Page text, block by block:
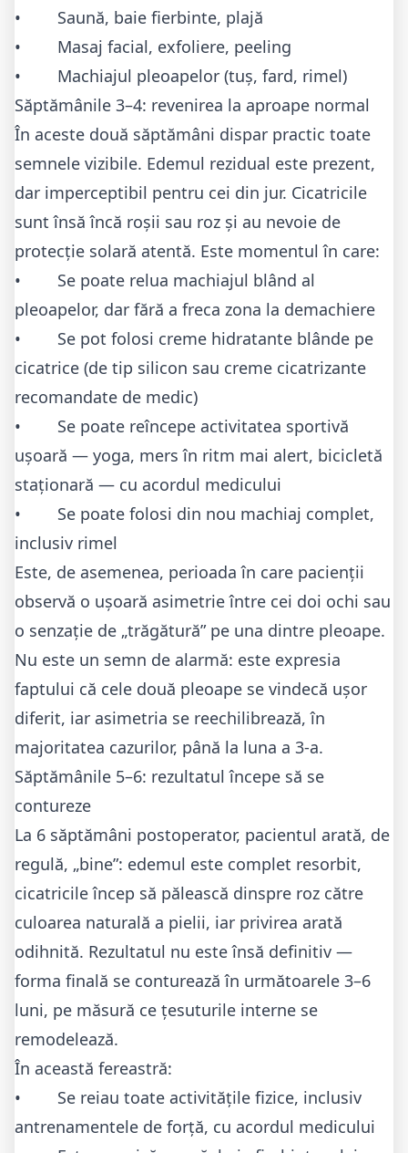
• Saună, baie fierbinte, plajă
• Masaj facial, exfoliere, peeling
• Machiajul pleoapelor (tuș, fard, rimel)
Săptămânile 3–4: revenirea la aproape normal
În aceste două săptămâni dispar practic toate
semnele vizibile. Edemul rezidual este prezent,
dar imperceptibil pentru cei din jur. Cicatricile
sunt însă încă roșii sau roz și au nevoie de
protecție solară atentă. Este momentul în care:
• Se poate relua machiajul blând al
pleoapelor, dar fără a freca zona la demachiere
• Se pot folosi creme hidratante blânde pe
cicatrice (de tip silicon sau creme cicatrizante
recomandate de medic)
• Se poate reîncepe activitatea sportivă
ușoară — yoga, mers în ritm mai alert, bicicletă
staționară — cu acordul medicului
• Se poate folosi din nou machiaj complet,
inclusiv rimel
Este, de asemenea, perioada în care pacienții
observă o ușoară asimetrie între cei doi ochi sau
o senzație de „trăgătură” pe una dintre pleoape.
Nu este un semn de alarmă: este expresia
faptului că cele două pleoape se vindecă ușor
diferit, iar asimetria se reechilibrează, în
majoritatea cazurilor, până la luna a 3-a.
Săptămânile 5–6: rezultatul începe să se
contureze
La 6 săptămâni postoperator, pacientul arată, de
regulă, „bine”: edemul este complet resorbit,
cicatricile încep să pălească dinspre roz către
culoarea naturală a pielii, iar privirea arată
odihnită. Rezultatul nu este însă definitiv —
forma finală se conturează în următoarele 3–6
luni, pe măsură ce țesuturile interne se
remodelează.
În această fereastră:
• Se reiau toate activitățile fizice, inclusiv
antrenamentele de forță, cu acordul medicului